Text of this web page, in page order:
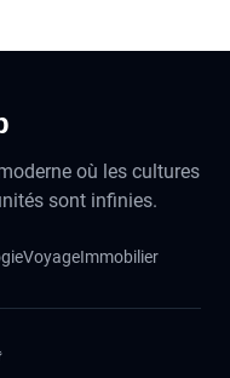
où les cultures
sont infinies.
VoyageImmobilier